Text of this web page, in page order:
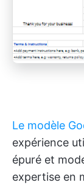
Le modèle
expérience
épuré et
expertise en